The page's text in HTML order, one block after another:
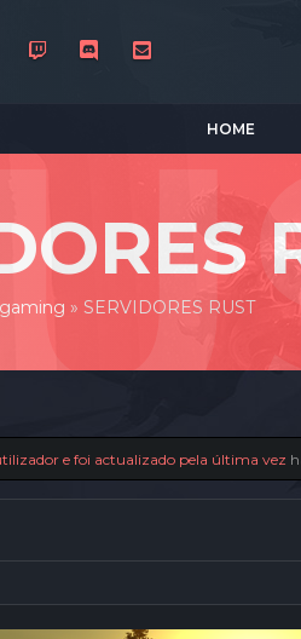
HOME
» SERVIDORES RUST
e foi actualizado pela última vez